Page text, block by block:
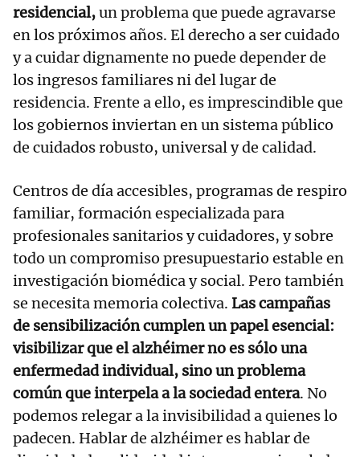
residencial,un problema que puede agravarse
en los próximos años. El derecho a ser cuidado
y a cuidar dignamente no puede depender de
los ingresos familiares ni del lugar de
residencia. Frente a ello, es imprescindible que
los gobiernos inviertan en un sistema público
de cuidados robusto, universal y de calidad.
Centros de día accesibles, programas de respiro
familiar, formación especializada para
profesionales sanitarios y cuidadores, y sobre
todo un compromiso presupuestario estable en
investigación biomédica y social. Pero también
se necesita memoria colectiva. Las campañas
de sensibilización cumplen un papel esencial:
visibilizar que el alzhéimer no es sólo una
enfermedad individual, sino un problema
común que interpela a la sociedad entera. No
podemos relegar a la invisibilidad a quienes lo
padecen. Hablar de alzhéimer es hablar de